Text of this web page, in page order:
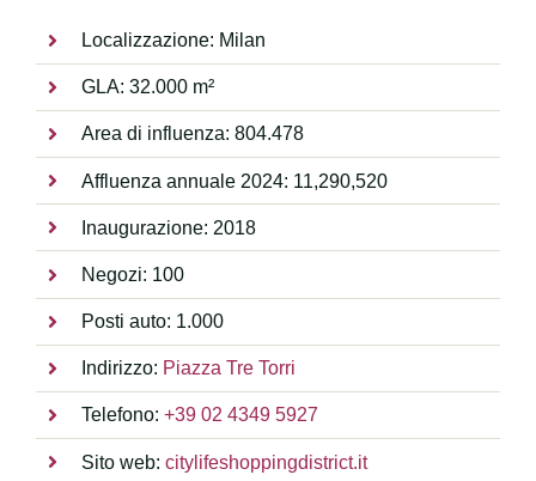
Localizzazione: Milan
GLA: 32.000 m²
Area di influenza: 804.478
Affluenza annuale 2024: 11,290,520
Inaugurazione: 2018
Negozi: 100
Posti auto: 1.000
Indirizzo: Piazza Tre Torri
Telefono:+39 02 4349 5927
Sito web:citylifeshoppingdistrict.it